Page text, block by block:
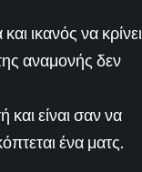
ικανός να κρίνει
αναμονής δεν
και είναι σαν να
ένα ματς.